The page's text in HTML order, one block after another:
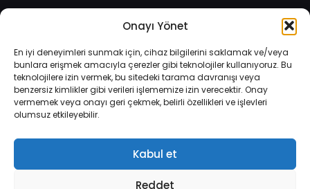
Onayı Yönet
En iyi deneyimleri sunmak için, cihaz bilgilerini saklamak ve/veya
bunlara erişmek amacıyla çerezler gibi teknolojiler kullanıyoruz. Bu
teknolojilere izin vermek, bu sitedeki tarama davranışı veya
benzersiz kimlikler gibi verileri işlememize izin verecektir. Onay
vermemek veya onayı geri çekmek, belirli özellikleri ve işlevleri
olumsuz etkileyebilir.
Kabul et
Reddet
08:30 - 14:30
işlenmektedir. Zorunlu çerezler, internet sitemizin çalışması,
güvenliği ve bilgi toplumu hizmetlerinin sunulması amacıyla